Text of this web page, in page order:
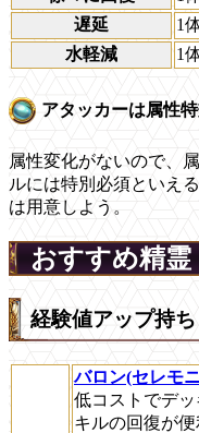
遅延
1
水軽減
1
アタッカーは属性
属性変化がないので、
ルには特別必須といえ
は用意しよう。
おすすめ精霊
経験値アップ持ち
バロン(セレモ
低コストでデ
キルの回復が便